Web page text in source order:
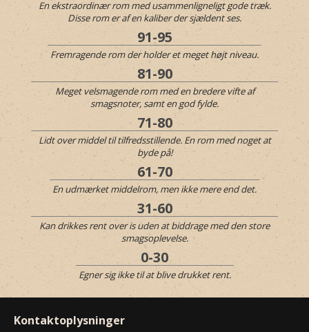
En ekstraordinær rom med usammenligneligt gode træk.
Disse rom er af en kaliber der sjældent ses.
91-95
Fremragende rom der holder et meget højt niveau.
81-90
Meget velsmagende rom med en bredere vifte af
smagsnoter, samt en god fylde.
71-80
Lidt over middel til tilfredsstillende. En rom med noget at
byde på!
61-70
En udmærket middelrom, men ikke mere end det.
31-60
Kan drikkes rent over is uden at biddrage med den store
smagsoplevelse.
0-30
Egner sig ikke til at blive drukket rent.
Kontaktoplysninger